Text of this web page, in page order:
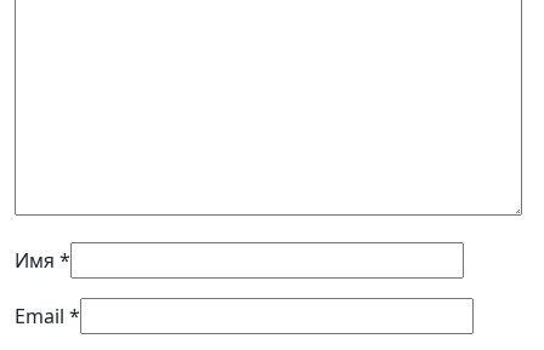
Имя *
Email *